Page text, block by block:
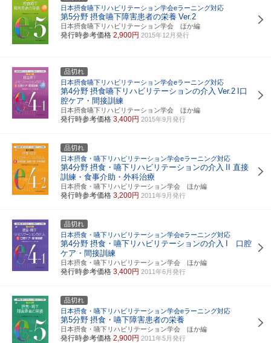
日本摂食嚥下リハビリテーション学会eラーニング対応
第5分野 摂食嚥下障害患者の栄養 Ver.2
日本摂食嚥下リハビリテーション学会 ほか編
発行時参考価格 2,900円 2015年12月発行
品切れ
日本摂食嚥下リハビリテーション学会eラーニング対応
第4分野 摂食嚥下リハビリテーションの介入 Ver.2 I口
腔ケア・間接訓練
日本摂食嚥下リハビリテーション学会 ほか編
発行時参考価格 3,400円 2015年9月発行
品切れ
日本摂食・嚥下リハビリテーション学会eラーニング対応
第4分野 摂食・嚥下リハビリテーションの介入
II 直接
訓練・食事介助・外科治療
日本摂食・嚥下リハビリテーション学会 ほか編
発行時参考価格 3,200円 2011年9月発行
品切れ
日本摂食・嚥下リハビリテーション学会eラーニング対応
第4分野 摂食・嚥下リハビリテーションの介入
I 口腔
ケア・間接訓練
日本摂食・嚥下リハビリテーション学会 ほか編
発行時参考価格 3,400円 2011年6月発行
品切れ
日本摂食・嚥下リハビリテーション学会eラーニング対応
第5分野 摂食・嚥下障害患者の栄養
日本摂食・嚥下リハビリテーション学会 ほか編
発行時参考価格 2,900円 2011年5月発行